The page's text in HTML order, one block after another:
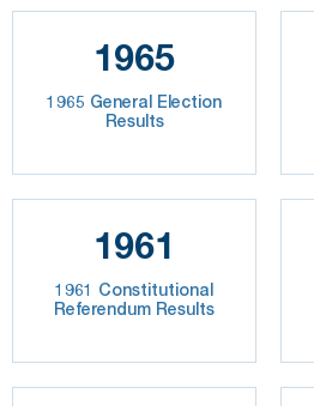
1965
1965 General Election
Results
1961
1961 Constitutional
Referendum Results